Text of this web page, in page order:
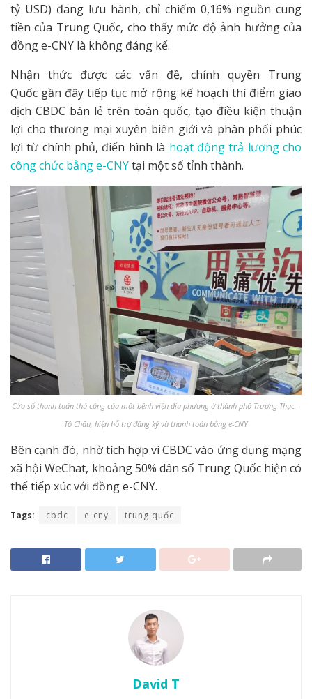
tỷ USD) đang lưu hành, chỉ chiếm 0,16% nguồn cung
tiền của Trung Quốc, cho thấy mức độ ảnh hưởng của
đồng e-CNY là không đáng kể.
Nhận thức được các vấn đề, chính quyền Trung
Quốc gần đây tiếp tục mở rộng kế hoạch thí điểm giao
dịch CBDC bán lẻ trên toàn quốc, tạo điều kiện thuận
lợi cho thương mại xuyên biên giới và phân phối phúc
lợi từ chính phủ, điển hình là hoạt động trả lương cho
công chức bằng e-CNYtại một số tỉnh thành.
Cửa sổ thanh toán thủ công của một bệnh viện địa phương ở thành phố Trường Thục –
Tô Châu, hiện hỗ trợ đăng ký và thanh toán bằng e-CNY
Bên cạnh đó, nhờ tích hợp ví CBDC vào ứng dụng mạng
xã hội WeChat, khoảng 50% dân số Trung Quốc hiện có
thể tiếp xúc với đồng e-CNY.
Tags: cbdc e-cny trung quốc
David T